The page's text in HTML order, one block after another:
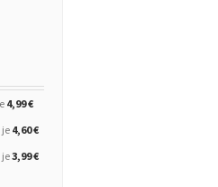
4,99 €
je4,60 €
je3,99 €